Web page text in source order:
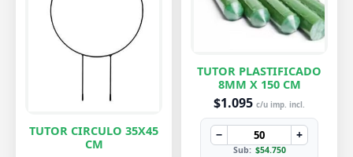
TUTOR CIRCULO 35X45
CM
TUTOR PLASTIFICADO
8MM X 150 CM
$1.095 c/u imp. incl.
− +
Sub: $54.750